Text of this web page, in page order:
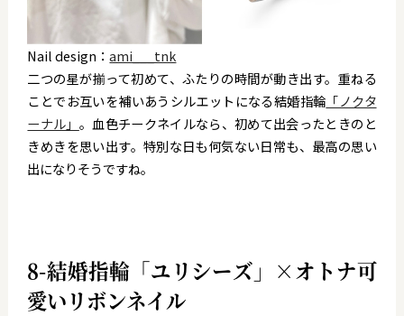
Nail design：ami___tnk
二つの星が揃って初めて、ふたりの時間が動き出す。重ねる
ことでお互いを補いあうシルエットになる結婚指輪 「ノクタ
ーナル」 。血色チークネイルなら、初めて出会ったときのと
きめきを思い出す。特別な日も何気ない日常も、最高の思い
出になりそうですね。
8-結婚指輪「ユリシーズ」×オトナ可
愛いリボンネイル